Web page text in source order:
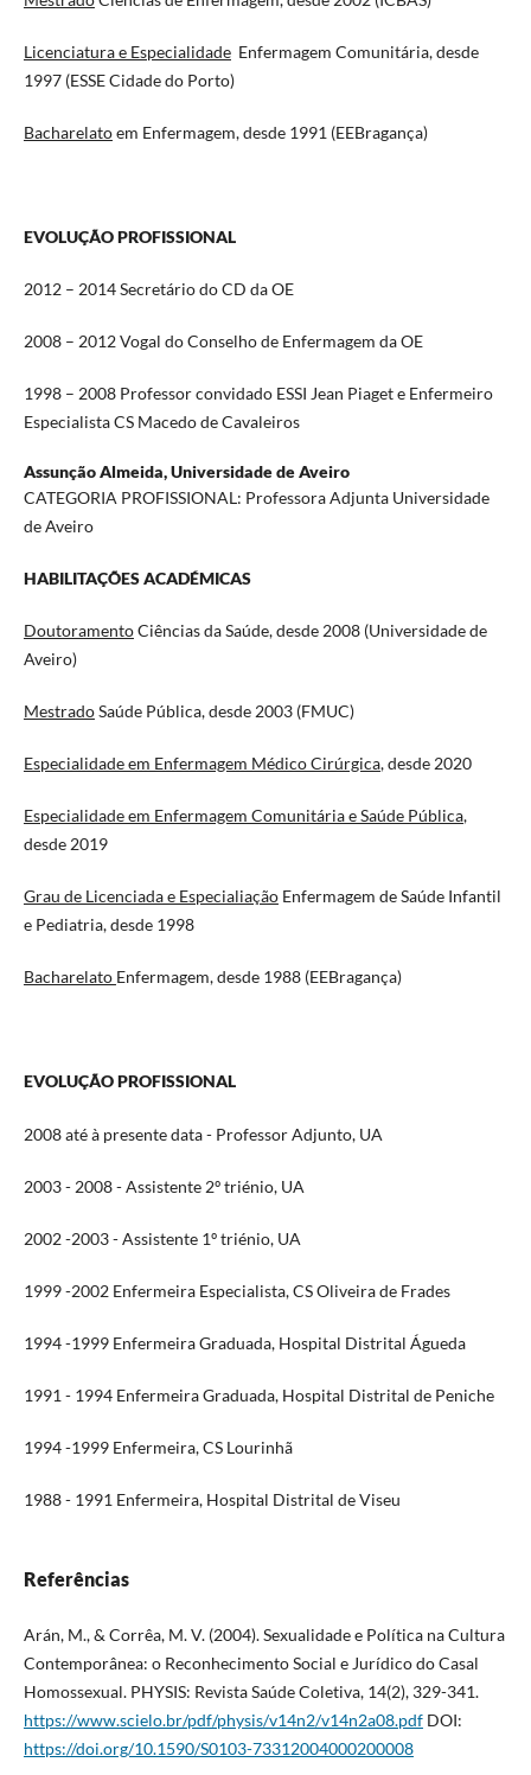
Licenciatura e EspecialidadeEnfermagem Comunitária, desde
1997 (ESSE Cidade do Porto)
Bacharelatoem Enfermagem, desde 1991 (EEBragança)
EVOLUÇÃO PROFISSIONAL
2012 – 2014 Secretário do CD da OE
2008 – 2012 Vogal do Conselho de Enfermagem da OE
1998 – 2008 Professor convidado ESSI Jean Piaget e Enfermeiro
Especialista CS Macedo de Cavaleiros
Assunção Almeida,Universidade de Aveiro
CATEGORIA PROFISSIONAL: Professora Adjunta Universidade
de Aveiro
HABILITAÇÕES ACADÉMICAS
DoutoramentoCiências da Saúde, desde 2008 (Universidade de
Aveiro)
MestradoSaúde Pública, desde 2003 (FMUC)
Especialidade em Enfermagem Médico Cirúrgica, desde 2020
Especialidade em Enfermagem Comunitária e Saúde Pública,
desde 2019
Grau de Licenciada e EspecialiaçãoEnfermagem de Saúde Infantil
e Pediatria, desde 1998
Bacharelato Enfermagem, desde 1988 (EEBragança)
EVOLUÇÃO PROFISSIONAL
2008 até à presente data - Professor Adjunto, UA
2003 - 2008 - Assistente 2º triénio, UA
2002 -2003 - Assistente 1º triénio, UA
1999 -2002 Enfermeira Especialista, CS Oliveira de Frades
1994 -1999 Enfermeira Graduada, Hospital Distrital Águeda
1991 - 1994 Enfermeira Graduada, Hospital Distrital de Peniche
1994 -1999 Enfermeira, CS Lourinhã
1988 - 1991 Enfermeira, Hospital Distrital de Viseu
Referências
Arán, M., & Corrêa, M. V. (2004). Sexualidade e Política na Cultura
Contemporânea: o Reconhecimento Social e Jurídico do Casal
Homossexual. PHYSIS: Revista Saúde Coletiva, 14(2), 329-341.
https://www.scielo.br/pdf/physis/v14n2/v14n2a08.pdfDOI:
https://doi.org/10.1590/S0103-73312004000200008